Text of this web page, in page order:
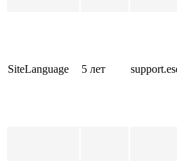
SiteLanguage 5 лет